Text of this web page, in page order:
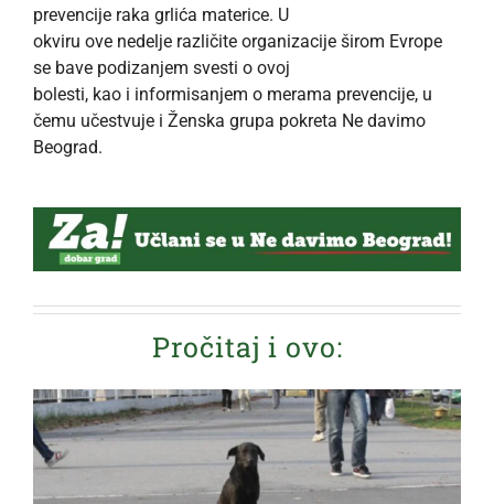
prevencije raka grlića materice. U
okviru ove nedelje različite organizacije širom Evrope
se bave podizanjem svesti o ovoj
bolesti, kao i informisanjem o merama prevencije, u
čemu učestvuje i Ženska grupa pokreta Ne davimo
Beograd.
Pročitaj i ovo: